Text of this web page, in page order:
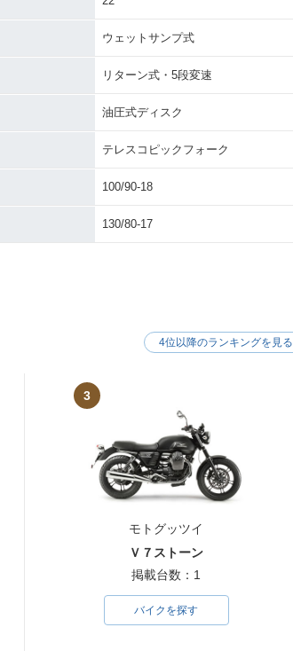
ウェットサンプ式
リターン式・5段変速
油圧式ディスク
テレスコピックフォーク
100/90-18
130/80-17
3
モトグッツイ
Ｖ７ストーン
掲載台数：1
バイクを探す
4位以降のランキングを見る